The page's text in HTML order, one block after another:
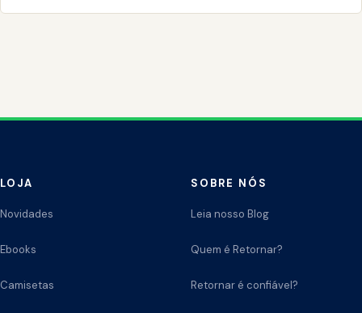
LOJA
Novidades
Ebooks
Camisetas
SOBRE NÓS
Leia nosso Blog
Quem é Retornar?
Retornar é confiável?